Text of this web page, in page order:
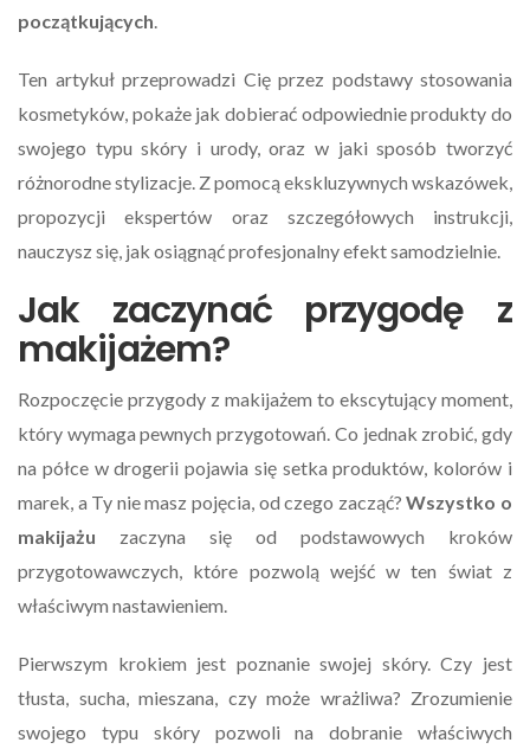
początkujących.
Ten artykuł przeprowadzi Cię przez podstawy stosowania
kosmetyków, pokaże jak dobierać odpowiednie produkty do
swojego typu skóry i urody, oraz w jaki sposób tworzyć
różnorodne stylizacje. Z pomocą ekskluzywnych wskazówek,
propozycji ekspertów oraz szczegółowych instrukcji,
nauczysz się, jak osiągnąć profesjonalny efekt samodzielnie.
Jak zaczynać przygodę z
makijażem?
Rozpoczęcie przygody z makijażem to ekscytujący moment,
który wymaga pewnych przygotowań. Co jednak zrobić, gdy
na półce w drogerii pojawia się setka produktów, kolorów i
marek, a Ty nie masz pojęcia, od czego zacząć?Wszystko o
makijażu zaczyna się od podstawowych kroków
przygotowawczych, które pozwolą wejść w ten świat z
właściwym nastawieniem.
Pierwszym krokiem jest poznanie swojej skóry. Czy jest
tłusta, sucha, mieszana, czy może wrażliwa? Zrozumienie
swojego typu skóry pozwoli na dobranie właściwych